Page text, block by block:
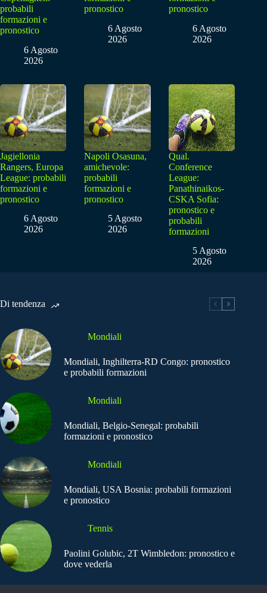
probabili
formazioni e
pronostico
6 Agosto
2026
pronostico
6 Agosto
2026
pronostico
6 Agosto
2026
Jagiellonia
Rangers, Europa
League: probabili
formazioni e
pronostico
6 Agosto
2026
Napoli Osasuna,
amichevole:
probabili
formazioni e
pronostico
5 Agosto
2026
Qual.
Conference
League:
Panathinaikos-
CSKA Sofia:
pronostico e
probabili
formazioni
5 Agosto
2026
Di tendenza
Mondiali
Mondiali, Inghilterra-RD Congo: pronostico
e probabili formazioni
Mondiali
Mondiali, Belgio-Senegal: probabili
formazioni e pronostico
Mondiali
Mondiali, USA Bosnia: probabili formazioni
e pronostico
Tennis
Paolini Golubic, 2T Wimbledon: pronostico e
dove vederla